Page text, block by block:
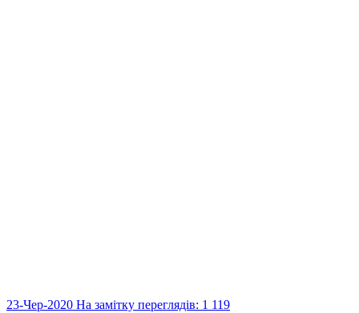
23-Чер-2020 На замітку переглядів: 1 119